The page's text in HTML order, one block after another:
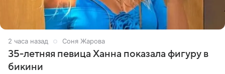
2 часа назад Соня Жарова
35-летняя певица Ханна показала фигуру в
бикини